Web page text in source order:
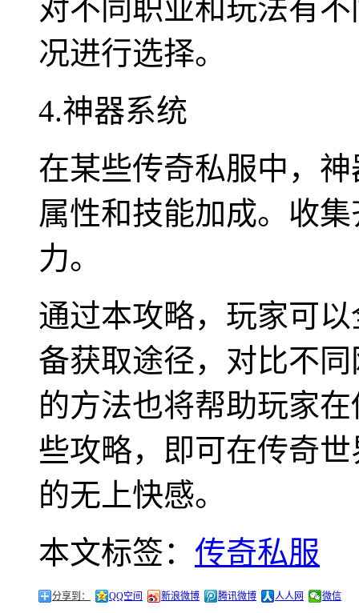
对不同职业和玩法有
况进行选择。
4.神器系统
在某些传奇私服中，
属性和技能加成。收
力。
通过本攻略，玩家可
备获取途径，对比不
的方法也将帮助玩家
些攻略，即可在传奇
的无上快感。
本文标签： 传奇私服
分享到： QQ空间 新浪微博 腾讯微博 人人网 微信